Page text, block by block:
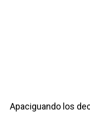
Apaciguando los